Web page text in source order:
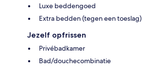
Luxe beddengoed
Extra bedden (tegen een toeslag)
Jezelf opfrissen
Privébadkamer
Bad/douchecombinatie